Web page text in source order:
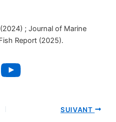
; Journal of Marine
Report (2025).
YouTube
SUIVANT